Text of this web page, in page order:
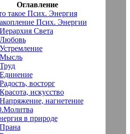
Оглавление
такое Псих. Энергия
Псих. Энергии
Света
восторг
искусство
нагнетение
в природе